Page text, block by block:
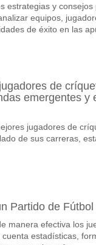
estrategias y
equipos,
de éxito en las
de
emergentes y
jugadores de
de sus carreras,
Partido de
manera efectiva los
estadísticas,